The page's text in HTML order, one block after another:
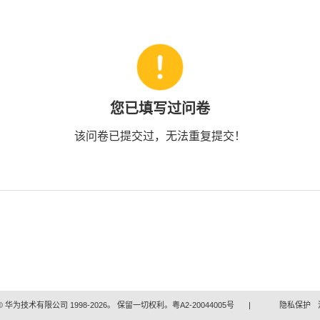
您已填写过问卷
该问卷已提交过，无法重复提交！
华为技术有限公司 1998-2026。 保留一切权利。粤A2-20044005号 | 隐私保护